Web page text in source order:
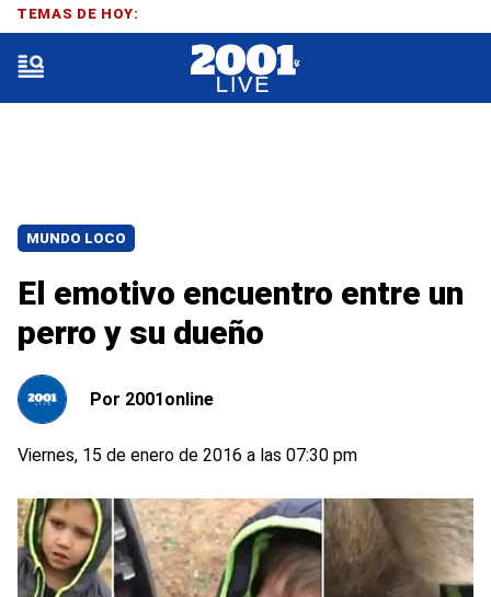
MUNDO LOCO
El emotivo encuentro entre un
perro y su dueño
Por 2001online
Viernes, 15 de enero de 2016 a las 07:30 pm
TEMAS DE HOY: